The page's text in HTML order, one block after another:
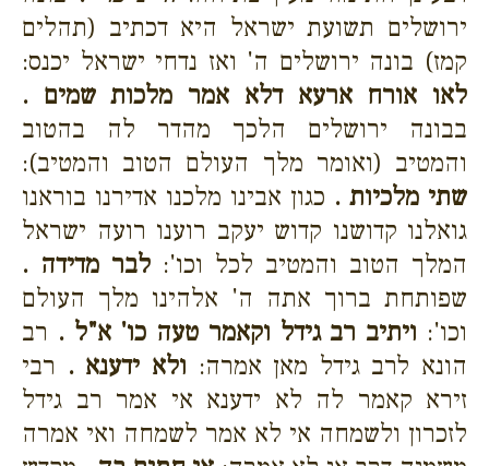
ירושלים תשועת ישראל היא דכתיב (תהלים
קמז) בונה ירושלים ה' ואז נדחי ישראל יכנס:
לאו אורח ארעא דלא אמר מלכות שמים .
בבונה ירושלים הלכך מהדר לה בהטוב
והמטיב (ואומר מלך העולם הטוב והמטיב):
שתי מלכיות . כגון אבינו מלכנו אדירנו בוראנו
גואלנו קדושנו קדוש יעקב רוענו רועה ישראל
המלך הטוב והמטיב לכל וכו': לבר מדידה .
שפותחת ברוך אתה ה' אלהינו מלך העולם
וכו': ויתיב רב גידל וקאמר טעה כו' א"ל . רב
הונא לרב גידל מאן אמרה: ולא ידענא . רבי
זירא קאמר לה לא ידענא אי אמר רב גידל
לזכרון ולשמחה אי לא אמר לשמחה ואי אמרה